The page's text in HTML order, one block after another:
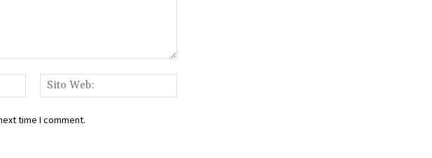
Email:*
Web:
time I comment.